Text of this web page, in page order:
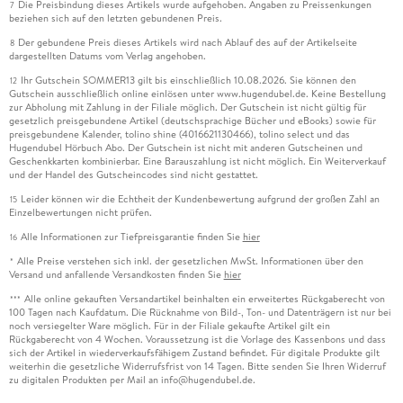
7 Die Preisbindung dieses Artikels wurde aufgehoben. Angaben zu Preissenkungen
beziehen sich auf den letzten gebundenen Preis.
8 Der gebundene Preis dieses Artikels wird nach Ablauf des auf der Artikelseite
dargestellten Datums vom Verlag angehoben.
12 Ihr Gutschein SOMMER13 gilt bis einschließlich 10.08.2026. Sie können den
Gutschein ausschließlich online einlösen unter www.hugendubel.de. Keine Bestellung
zur Abholung mit Zahlung in der Filiale möglich. Der Gutschein ist nicht gültig für
gesetzlich preisgebundene Artikel (deutschsprachige Bücher und eBooks) sowie für
preisgebundene Kalender, tolino shine (4016621130466), tolino select und das
Hugendubel Hörbuch Abo. Der Gutschein ist nicht mit anderen Gutscheinen und
Geschenkkarten kombinierbar. Eine Barauszahlung ist nicht möglich. Ein Weiterverkauf
und der Handel des Gutscheincodes sind nicht gestattet.
15 Leider können wir die Echtheit der Kundenbewertung aufgrund der großen Zahl an
Einzelbewertungen nicht prüfen.
16 Alle Informationen zur Tiefpreisgarantie finden Sie hier
* Alle Preise verstehen sich inkl. der gesetzlichen MwSt. Informationen über den
Versand und anfallende Versandkosten finden Sie hier
*** Alle online gekauften Versandartikel beinhalten ein erweitertes Rückgaberecht von
100 Tagen nach Kaufdatum. Die Rücknahme von Bild-, Ton- und Datenträgern ist nur bei
noch versiegelter Ware möglich. Für in der Filiale gekaufte Artikel gilt ein
Rückgaberecht von 4 Wochen. Voraussetzung ist die Vorlage des Kassenbons und dass
sich der Artikel in wiederverkaufsfähigem Zustand befindet. Für digitale Produkte gilt
weiterhin die gesetzliche Widerrufsfrist von 14 Tagen. Bitte senden Sie Ihren Widerruf
zu digitalen Produkten per Mail an info@hugendubel.de.